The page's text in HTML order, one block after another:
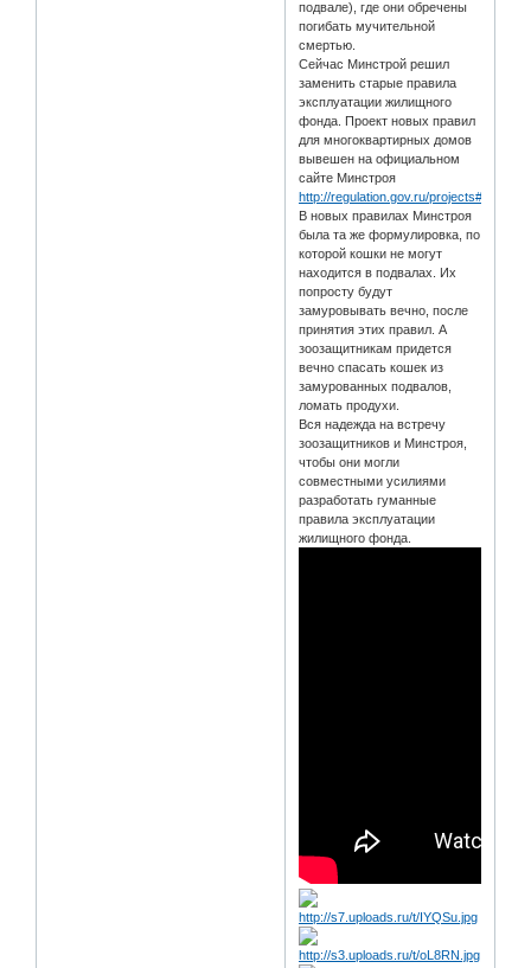
подвале), где они обречены
погибать мучительной
смертью.
Сейчас Минстрой решил
заменить старые правила
эксплуатации жилищного
фонда. Проект новых правил
для многоквартирных домов
вывешен на официальном
сайте Минстроя
http://regulation.gov.ru/
В новых правилах Минстроя
была та же формулировка, по
которой кошки не могут
находится в подвалах. Их
попросту будут
замуровывать вечно, после
принятия этих правил. А
зоозащитникам придется
вечно спасать кошек из
замурованных подвалов,
ломать продухи.
Вся надежда на встречу
зоозащитников и Минстроя,
чтобы они могли
совместными усилиями
разработать гуманные
правила эксплуатации
жилищного фонда.